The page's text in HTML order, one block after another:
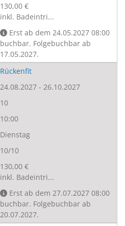
130,00 €
inkl. Badeintri...
Erst ab dem 24.05.2027 08:00
buchbar. Folgebuchbar ab
17.05.2027.
Rückenfit
24.08.2027 - 26.10.2027
10
10:00
Dienstag
10/10
130,00 €
inkl. Badeintri...
Erst ab dem 27.07.2027 08:00
buchbar. Folgebuchbar ab
20.07.2027.